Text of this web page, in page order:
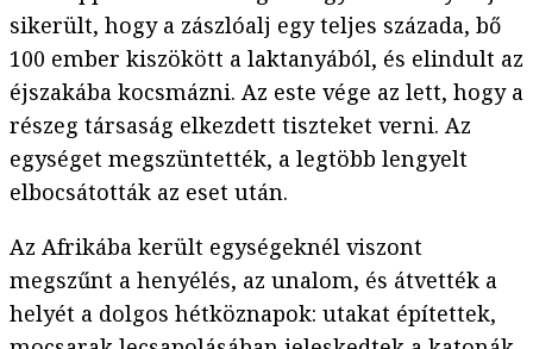
sikerült, hogy a zászlóalj egy teljes százada, bő
100 ember kiszökött a laktanyából, és elindult az
éjszakába kocsmázni. Az este vége az lett, hogy a
részeg társaság elkezdett tiszteket verni. Az
egységet megszüntették, a legtöbb lengyelt
elbocsátották az eset után.
Az Afrikába került egységeknél viszont
megszűnt a henyélés, az unalom, és átvették a
helyét a dolgos hétköznapok: utakat építettek,